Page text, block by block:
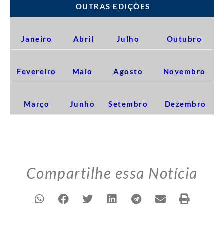
OUTRAS EDIÇÕES
Janeiro Abril Julho Outubro
Fevereiro Maio Agosto Novembro
Março Junho Setembro Dezembro
Compartilhe essa Notícia